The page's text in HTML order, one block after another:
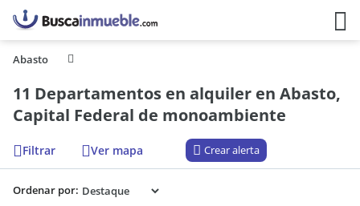
Abasto
11 Departamentos en alquiler en Abasto,
Capital Federal de monoambiente
Filtrar Ver mapa Crear alerta
Ordenar por: